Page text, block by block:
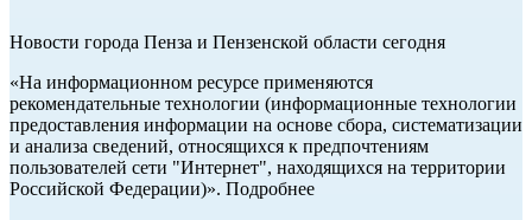
Новости города Пенза и Пензенской области сегодня
«На информационном ресурсе применяются
рекомендательные технологии (информационные технологии
предоставления информации на основе сбора, систематизации
и анализа сведений, относящихся к предпочтениям
пользователей сети "Интернет", находящихся на территории
Российской Федерации)». Подробнее